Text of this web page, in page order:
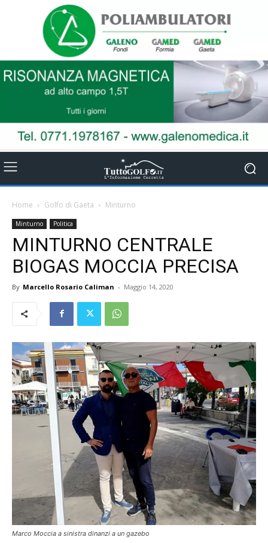
Home Golfo di Gaeta Minturno
Minturno Politica
MINTURNO CENTRALE
BIOGAS MOCCIA PRECISA
By Marcello Rosario Caliman - Maggio 14, 2020
Marco Moccia a sinistra dinanzi a un gazebo